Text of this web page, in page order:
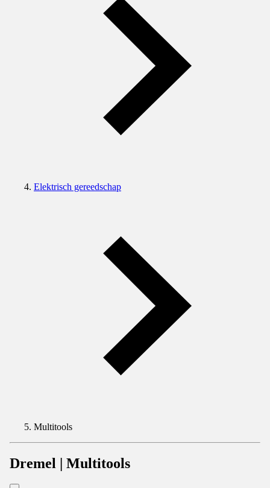
Elektrisch gereedschap
Multitools
Dremel | Multitools